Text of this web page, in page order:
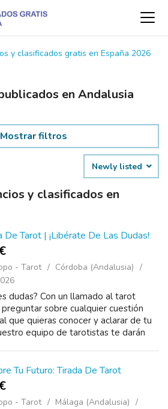
y clasificados gratis en España 2026
en Andalusia
Mostrar filtros
Newly listed
y clasificados en
De Tarot | ¡Libérate De Las Dudas!
- Tarot
Córdoba (Andalusia)
dudas? Con un llamado al tarot
sobre cualquier cuestión
que quieras conocer y aclarar de tu
equipo de tarotistas te darán
Tu Futuro: Tirada De Tarot
- Tarot
Málaga (Andalusia)